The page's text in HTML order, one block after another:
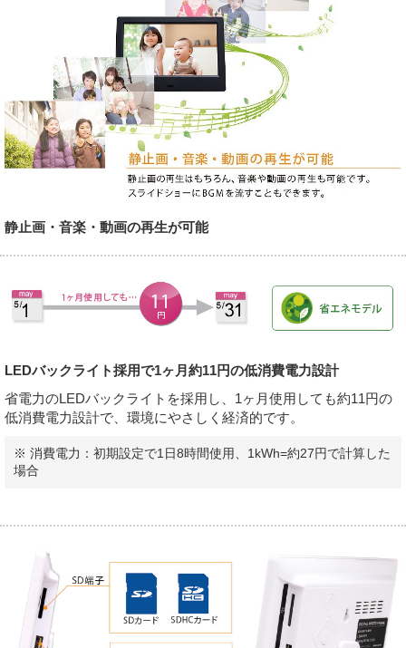
静止画・音楽・動画の再生が可能
LEDバックライト採用で1ヶ月約11円の低消費電力設計
省電力のLEDバックライトを採用し、1ヶ月使用しても約11円の
低消費電力設計で、環境にやさしく経済的です。
※ 消費電力：初期設定で1日8時間使用、1kWh=約27円で計算した
場合